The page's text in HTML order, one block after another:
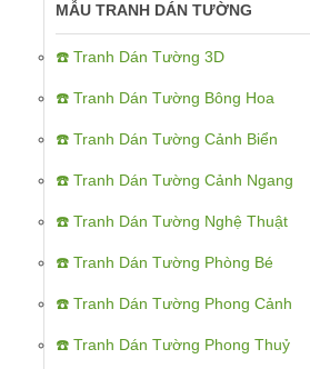
MẪU TRANH DÁN TƯỜNG
☎️ Tranh Dán Tường 3D
☎️ Tranh Dán Tường Bông Hoa
☎️ Tranh Dán Tường Cảnh Biển
☎️ Tranh Dán Tường Cảnh Ngang
☎️ Tranh Dán Tường Nghệ Thuật
☎️ Tranh Dán Tường Phòng Bé
☎️ Tranh Dán Tường Phong Cảnh
☎️ Tranh Dán Tường Phong Thuỷ